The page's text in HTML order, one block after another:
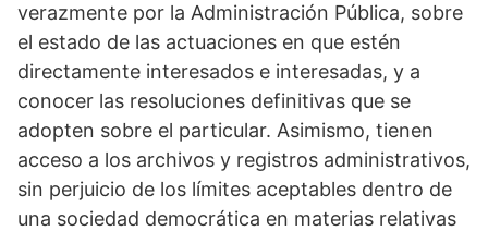
verazmente por la Administración Pública, sobre
el estado de las actuaciones en que estén
directamente interesados e interesadas, y a
conocer las resoluciones definitivas que se
adopten sobre el particular. Asimismo, tienen
acceso a los archivos y registros administrativos,
sin perjuicio de los límites aceptables dentro de
una sociedad democrática en materias relativas